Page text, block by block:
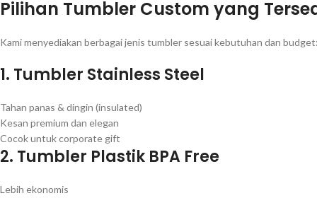
Pilihan Tumbler Custom yang
Kami menyediakan berbagai jenis tumbler sesuai kebutuhan dan budget:
1. Tumbler Stainless Steel
Tahan panas & dingin (insulated)
Kesan premium dan elegan
Cocok untuk corporate gift
2. Tumbler Plastik BPA Free
Lebih ekonomis